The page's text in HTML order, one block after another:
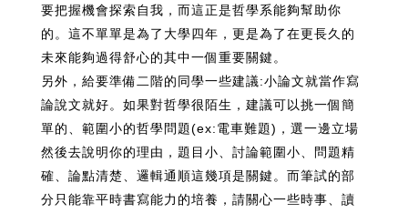
要把握機會探索自我，而這正是哲學系能夠幫助你
的。這不單單是為了大學四年，更是為了在更長久的
未來能夠過得舒心的其中一個重要關鍵。
另外，給要準備二階的同學一些建議:小論文就當作寫
論說文就好。如果對哲學很陌生，建議可以挑一個簡
單的、範圍小的哲學問題(ex:電車難題)，選一邊立場
然後去說明你的理由，題目小、討論範圍小、問題精
確、論點清楚、邏輯通順這幾項是關鍵。而筆試的部
分只能靠平時書寫能力的培養，請關心一些時事、讀